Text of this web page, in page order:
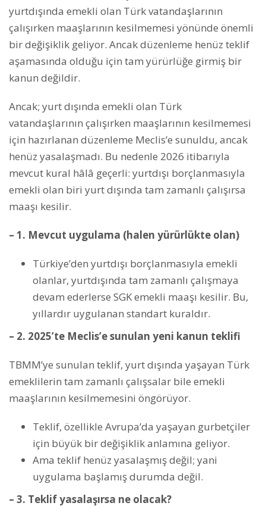
yurtdışında emekli olan Türk vatandaşlarının
çalışırken maaşlarının kesilmemesi yönünde önemli
bir değişiklik geliyor. Ancak düzenleme henüz teklif
aşamasında olduğu için tam yürürlüğe girmiş bir
kanun değildir.
Ancak; yurt dışında emekli olan Türk
vatandaşlarının çalışırken maaşlarının kesilmemesi
için hazırlanan düzenleme Meclis’e sunuldu, ancak
henüz yasalaşmadı. Bu nedenle 2026 itibarıyla
mevcut kural hâlâ geçerli: yurtdışı borçlanmasıyla
emekli olan biri yurt dışında tam zamanlı çalışırsa
maaşı kesilir.
– 1. Mevcut uygulama (halen yürürlükte olan)
Türkiye’den yurtdışı borçlanmasıyla emekli
olanlar, yurtdışında tam zamanlı çalışmaya
devam ederlerse SGK emekli maaşı kesilir. Bu,
yıllardır uygulanan standart kuraldır.
– 2. 2025’te Meclis’e sunulan yeni kanun teklifi
TBMM’ye sunulan teklif, yurt dışında yaşayan Türk
emeklilerin tam zamanlı çalışsalar bile emekli
maaşlarının kesilmemesini öngörüyor.
Teklif, özellikle Avrupa’da yaşayan gurbetçiler
için büyük bir değişiklik anlamına geliyor.
Ama teklif henüz yasalaşmış değil; yani
uygulama başlamış durumda değil.
– 3. Teklif yasalaşırsa ne olacak?